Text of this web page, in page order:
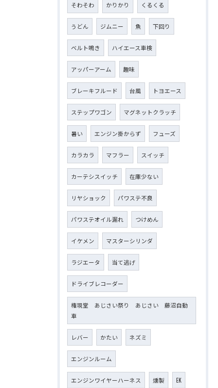
そわそわ かりかり くるくる
うどん ジムニー 魚 下回り
ベルト鳴き ハイエース車検
アッパーアーム 趣味
ブレーキフルード 台風 トヨエース
ステップワゴン マグネットクラッチ
暑い エンジン掛からず フューズ
カラカラ マフラー スイッチ
カーテシスイッチ 在庫少ない
リヤショック パワステ不良
パワステオイル漏れ つけめん
イケメン マスターシリンダ
ラジエータ 当て逃げ
ドライブレコーダー
権現堂 あじさい祭り あじさい 藤沼自動
車
レバー かたい ネズミ
エンジンルーム
エンジンワイヤーハーネス 燻製 EK